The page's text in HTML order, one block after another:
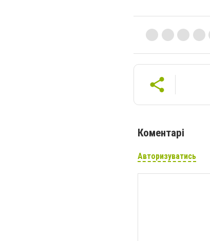
Коментарі
Авторизуватись